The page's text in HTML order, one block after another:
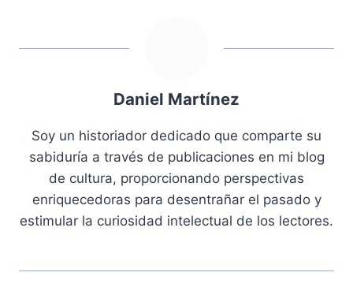
Daniel Martínez
Soy un historiador dedicado que comparte su
sabiduría a través de publicaciones en mi blog
de cultura, proporcionando perspectivas
enriquecedoras para desentrañar el pasado y
estimular la curiosidad intelectual de los lectores.